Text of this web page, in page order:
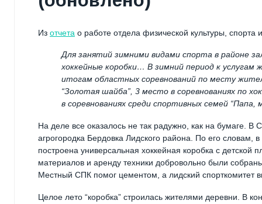
Из отчета о работе отдела физической культуры,
Для занятий зимними видами спорта в районе
хоккейные коробки… В зимний период к
итогам областных соревнований по месту
“Золотая шайба”, 3 место в соревнованиях по
в соревнованиях среди спортивных семей
На деле все оказалось не так радужно, как на бумаге.
агрогородка Бердовка Лидского района. По его
построена универсальная хоккейная коробка с
материалов и аренду техники добровольно были
Местный СПК помог цементом, а лидский спорткомитет
Целое лето “коробка” строилась жителями деревни. В